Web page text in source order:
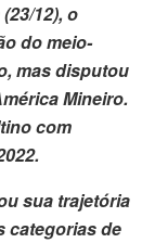
12), o
do meio-
mas disputou
Mineiro.
com
sua trajetória
categorias de